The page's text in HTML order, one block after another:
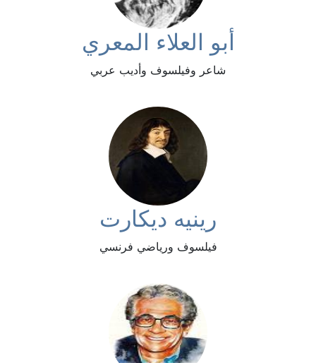
أبو العلاء المعري
شاعر وفيلسوف وأديب عربي
رينيه ديكارت
فيلسوف ورياضي فرنسي